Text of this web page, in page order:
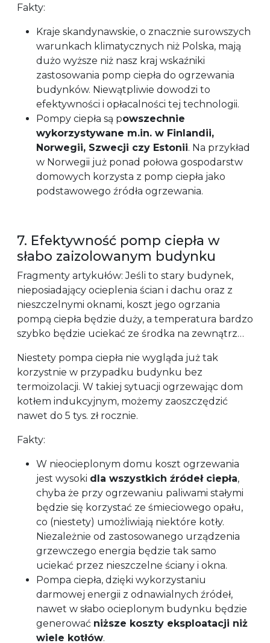
Fakty:
Kraje skandynawskie, o znacznie surowszych
warunkach klimatycznych niż Polska, mają
dużo wyższe niż nasz kraj wskaźniki
zastosowania pomp ciepła do ogrzewania
budynków. Niewątpliwie dowodzi to
efektywności i opłacalności tej technologii.
Pompy ciepła są powszechnie
wykorzystywane m.in. w Finlandii,
Norwegii, Szwecji czy Estonii. Na przykład
w Norwegii już ponad połowa gospodarstw
domowych korzysta z pomp ciepła jako
podstawowego źródła ogrzewania.
7. Efektywność pomp ciepła w
słabo zaizolowanym budynku
Fragmenty artykułów: Jeśli to stary budynek,
nieposiadający ocieplenia ścian i dachu oraz z
nieszczelnymi oknami, koszt jego ogrzania
pompą ciepła będzie duży, a temperatura bardzo
szybko będzie uciekać ze środka na zewnątrz…
Niestety pompa ciepła nie wygląda już tak
korzystnie w przypadku budynku bez
termoizolacji. W takiej sytuacji ogrzewając dom
kotłem indukcyjnym, możemy zaoszczędzić
nawet do 5 tys. zł rocznie.
Fakty:
W nieocieplonym domu koszt ogrzewania
jest wysoki dla wszystkich źródeł ciepła,
chyba że przy ogrzewaniu paliwami stałymi
będzie się korzystać ze śmieciowego opału,
co (niestety) umożliwiają niektóre kotły.
Niezależnie od zastosowanego urządzenia
grzewczego energia będzie tak samo
uciekać przez nieszczelne ściany i okna.
Pompa ciepła, dzięki wykorzystaniu
darmowej energii z odnawialnych źródeł,
nawet w słabo ocieplonym budynku będzie
generować niższe koszty eksploatacji niż
wiele kotłów.